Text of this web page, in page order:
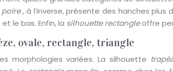
poire, à l’inverse, présente des hanches
le bas. Enfin, la silhouette rectangleoffre
ovale, rectangle, triangle
morphologies variées. La silhouette